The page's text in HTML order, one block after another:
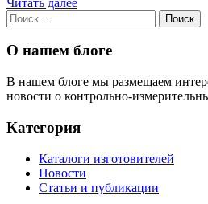
Найти:
О нашем блоге
В нашем блоге мы размещаем
новости о контрольно-
Категория
Каталоги изготовителей
Новости
Статьи и публикации